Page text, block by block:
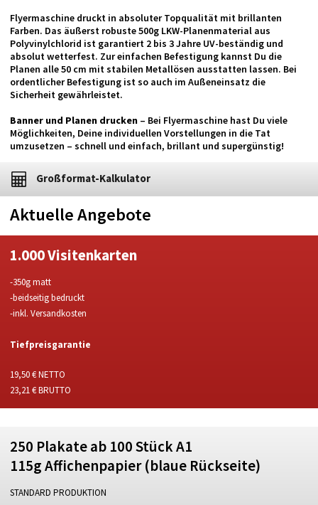
Flyermaschine druckt in absoluter Topqualität mit brillanten
Farben. Das äußerst robuste 500g LKW-Planenmaterial aus
Polyvinylchlorid ist garantiert 2 bis 3 Jahre UV-beständig und
absolut wetterfest. Zur einfachen Befestigung kannst Du die
Planen alle 50 cm mit stabilen Metallösen ausstatten lassen. Bei
ordentlicher Befestigung ist so auch im Außeneinsatz die
Sicherheit gewährleistet.
Banner und Planen drucken – Bei Flyermaschine hast Du viele
Möglichkeiten, Deine individuellen Vorstellungen in die Tat
umzusetzen – schnell und einfach, brillant und supergünstig!
Großformat-Kalkulator
Aktuelle Angebote
1.000 Visitenkarten
-350g matt
-beidseitig bedruckt
-inkl. Versandkosten
Tiefpreisgarantie
19,50 € NETTO
23,21 € BRUTTO
250 Plakate ab 100 Stück A1
115g Affichenpapier (blaue Rückseite)
STANDARD PRODUKTION